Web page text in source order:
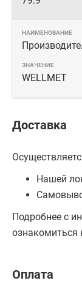
WELLMET
Доставка
Нашей
Подробнее с
ознакомиться
Оплата